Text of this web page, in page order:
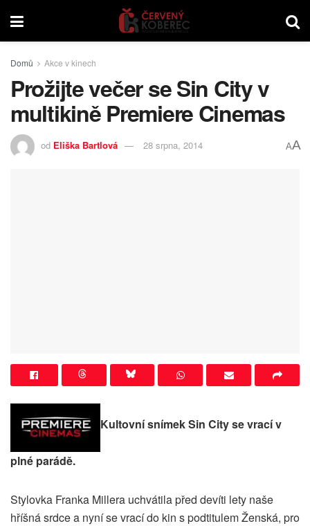
Domů Akce v kinech
Prožijte večer se Sin City v
multikině Premiere Cinemas
od Eliška Bartlová 28 srpna, 2014 AA
Kultovní snímek Sin City se vrací v
plné parádě.
Stylovka Franka Millera uchvátila před devíti lety naše
hříšná srdce a nyní se vrací do kin s podtitulem Ženská, pro